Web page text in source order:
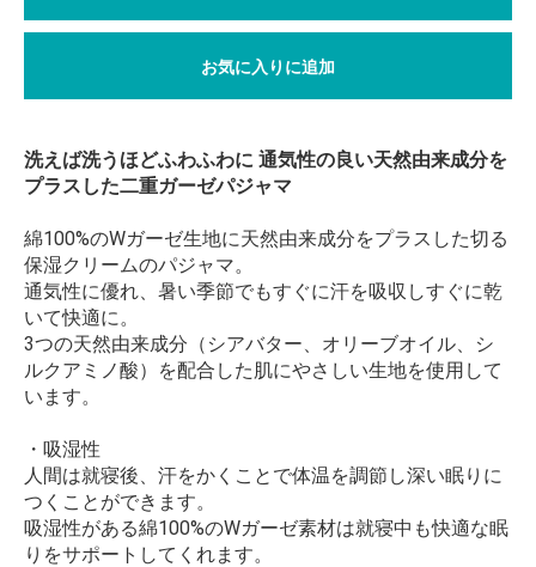
お気に入りに追加
洗えば洗うほどふわふわに 通気性の良い天然由来成分を
プラスした二重ガーゼパジャマ
綿100%のWガーゼ生地に天然由来成分をプラスした切る
保湿クリームのパジャマ。
通気性に優れ、暑い季節でもすぐに汗を吸収しすぐに乾
いて快適に。
3つの天然由来成分（シアバター、オリーブオイル、シ
ルクアミノ酸）を配合した肌にやさしい生地を使用して
います。
・吸湿性
人間は就寝後、汗をかくことで体温を調節し深い眠りに
つくことができます。
吸湿性がある綿100%のWガーゼ素材は就寝中も快適な眠
りをサポートしてくれます。